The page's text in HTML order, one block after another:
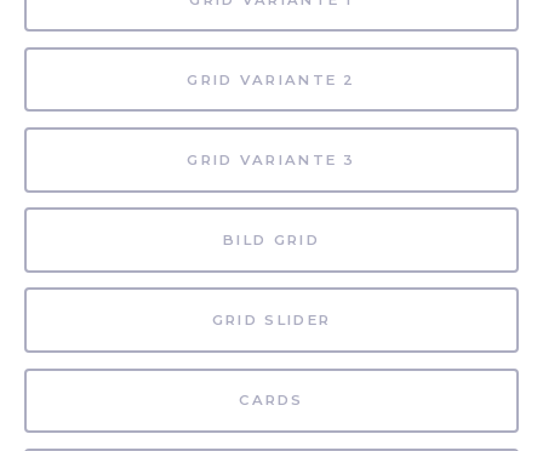
GRID VARIANTE 2
GRID VARIANTE 3
BILD GRID
GRID SLIDER
CARDS